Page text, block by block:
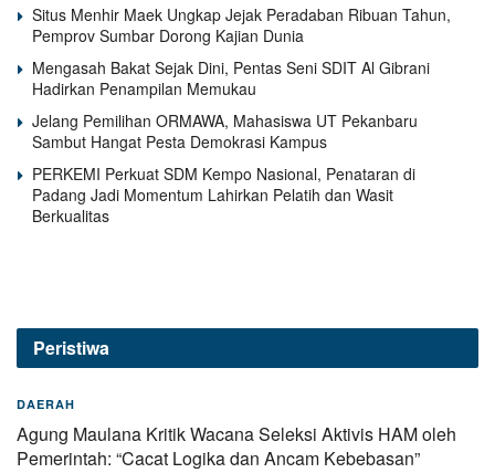
Situs Menhir Maek Ungkap Jejak Peradaban Ribuan Tahun,
Pemprov Sumbar Dorong Kajian Dunia
Mengasah Bakat Sejak Dini, Pentas Seni SDIT Al Gibrani
Hadirkan Penampilan Memukau
Jelang Pemilihan ORMAWA, Mahasiswa UT Pekanbaru
Sambut Hangat Pesta Demokrasi Kampus
PERKEMI Perkuat SDM Kempo Nasional, Penataran di
Padang Jadi Momentum Lahirkan Pelatih dan Wasit
Berkualitas
Peristiwa
DAERAH
Agung Maulana Kritik Wacana Seleksi Aktivis HAM oleh
Pemerintah: “Cacat Logika dan Ancam Kebebasan”